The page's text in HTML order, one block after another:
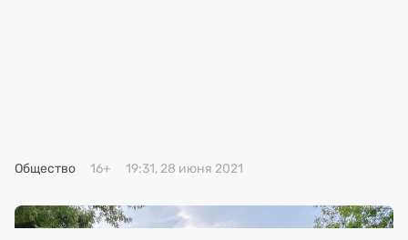
Общество 16+ 19:31, 28 июня 2021